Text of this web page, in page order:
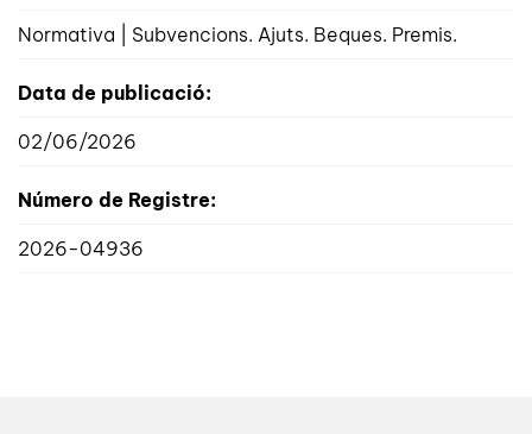
Normativa | Subvencions. Ajuts. Beques. Premis.
Data de publicació:
02/06/2026
Número de Registre:
2026-04936